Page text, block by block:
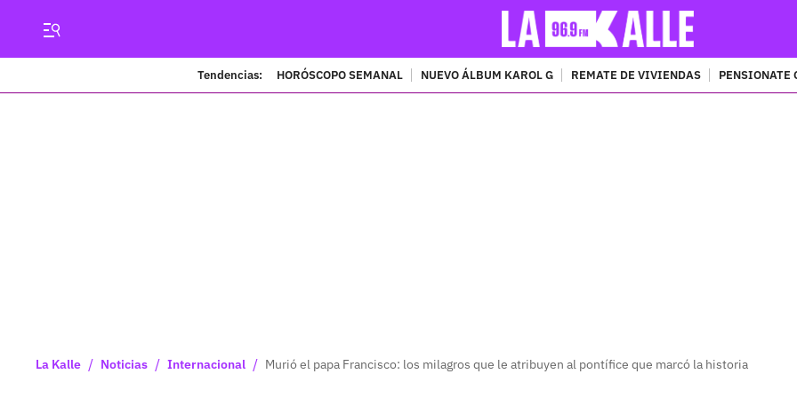
Tendencias: HORÓSCOPO SEMANAL NUEVO ÁLBUM KAROL G REMATE DE VIVIENDAS PENSIONATE
La Kalle / Noticias / Internacional / Murió el papa Francisco: los milagros que le atribuyen al pontífice que marcó la historia